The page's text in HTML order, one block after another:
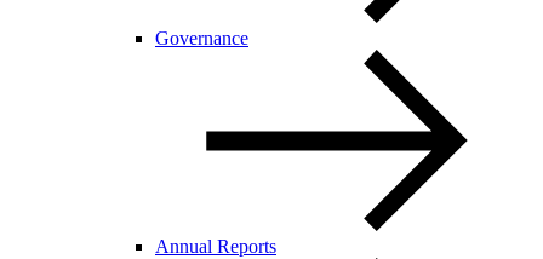
Governance
Annual Reports